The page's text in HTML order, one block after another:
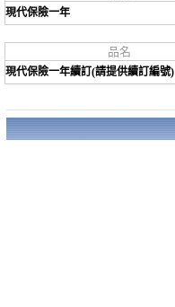
現代保險一年
品名
現代保險一年續訂(請提供續訂編號)